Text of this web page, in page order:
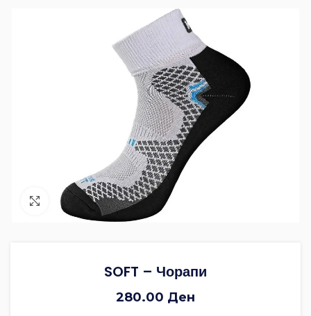
Зголеми ја фотографијата
SOFT – Чорапи
280.00 Ден